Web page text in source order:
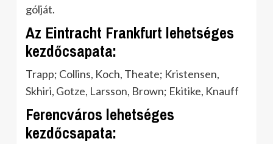
gólját.
Az Eintracht Frankfurt lehetséges
kezdőcsapata:
Trapp; Collins, Koch, Theate; Kristensen,
Skhiri, Gotze, Larsson, Brown; Ekitike, Knauff
Ferencváros lehetséges
kezdőcsapata: